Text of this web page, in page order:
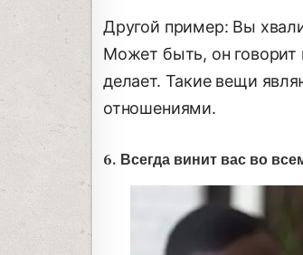
Другой пример: Вы
Может быть, он говорит
делает. Такие вещи
отношениями.
6. Всегда винит вас во